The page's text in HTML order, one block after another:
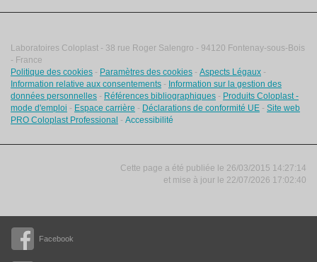
Facebook
Laboratoires Coloplast - 38 rue Roger Salengro - 94120 Fontenay-sous-Bois
- France
Politique des cookies - Paramètres des cookies - Aspects Légaux -
Information relative aux consentements - Information sur la gestion des
données personnelles - Références bibliographiques - Produits Coloplast -
mode d'emploi - Espace carrière - Déclarations de conformité UE - Site web
PRO Coloplast Professional - Accessibilité
Cette page a été publiée le 26/03/2015 14:27:14
et mise à jour le 22/07/2026 17:02:40